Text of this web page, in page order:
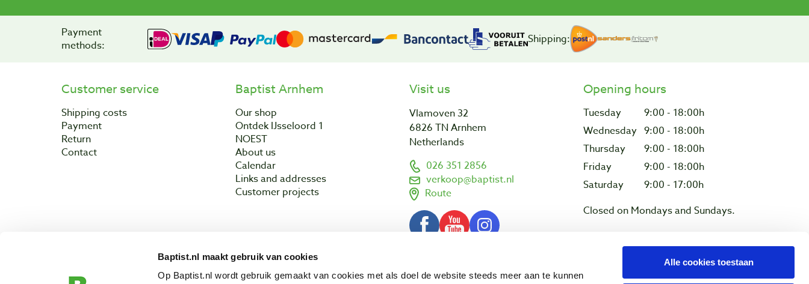
Baptist.nl maakt gebruik van cookies
Op Baptist.nl wordt gebruik gemaakt van cookies met als doel de website steeds meer aan te kunnen
Alle cookies toestaan
Payment
methods:
Shipping:
Customer service
Shipping costs
Payment
Return
Contact
Baptist Arnhem
Our shop
Ontdek IJsseloord 1
NOEST
About us
Calendar
Links and addresses
Customer projects
Visit us
Vlamoven 32
6826 TN Arnhem
Netherlands
026 351 2856
verkoop@baptist.nl
Route
Opening hours
Tuesday
9:00 - 18:00h
Wednesday 9:00 - 18:00h
Thursday
9:00 - 18:00h
Friday
9:00 - 18:00h
Saturday
9:00 - 17:00h
Closed on Mondays and Sundays.
Terms and conditionsDisclaimerPrivacy & cookies
Copyright © 2003 - 2026 Baptist Arnhem BV